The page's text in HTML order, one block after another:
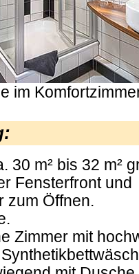
im
30 m² bis 32 m²
Fensterfront und
zum Öffnen.
Zimmer mit